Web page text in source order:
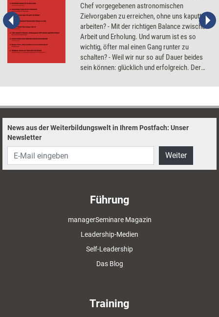
Chef vorgegebenen astronomischen
Zielvorgaben zu erreichen, ohne uns kaputt zu
arbeiten? - Mit der richtigen Balance zwischen
Arbeit und Erholung. Und warum ist es so
wichtig, öfter mal einen Gang runter zu
schalten? - Weil wir nur so auf Dauer beides
sein können: glücklich und erfolgreich. Der
Work-Life-Balance zeigt, wie es geht.
News aus der Weiterbildungswelt in Ihrem Postfach: Unser
Newsletter
Weiter
Führung
managerSeminare Magazin
Leadership-Medien
Self-Leadership
Das Blog
Training